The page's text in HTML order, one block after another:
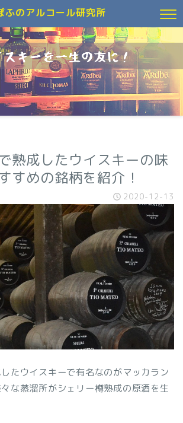
ふのアルコール研究所
熟成したウイスキーの味
すめの銘柄を紹介！
2020-12-13
たウイスキーで有名なのがマッカラン
な蒸溜所がシェリー樽熟成の原酒を生